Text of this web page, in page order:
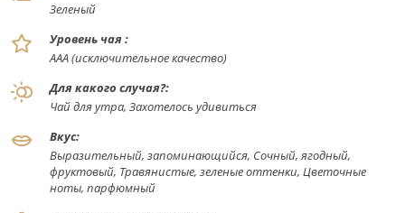
Зеленый
Уровень чая :
ААА (исключительное качество)
Для какого случая?:
Чай для утра, Захотелось удивиться
Вкус:
Выразительный, запоминающийся, Сочный, ягодный,
фруктовый, Травянистые, зеленые оттенки, Цветочные
ноты, парфюмный